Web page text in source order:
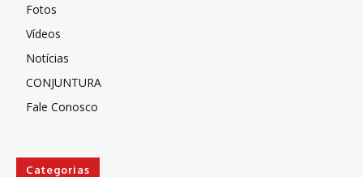
Fotos
Vídeos
Notícias
CONJUNTURA
Fale Conosco
Categorias